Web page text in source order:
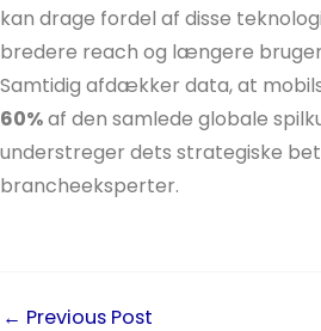
kan drage fordel af disse
bredere reach og længere
Samtidig afdækker data, at
60%af den samlede globale
understreger dets strategiske
brancheeksperter.
← Previous Post